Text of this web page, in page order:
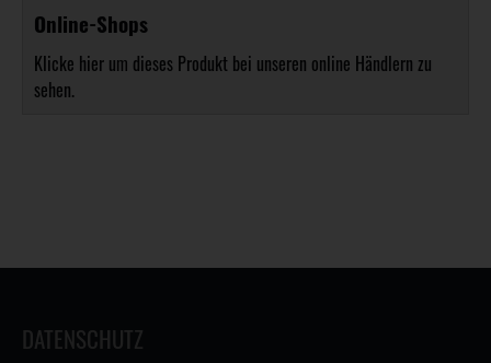
Online-Shops
Klicke hier um dieses Produkt bei unseren online Händlern zu
sehen.
DATENSCHUTZ